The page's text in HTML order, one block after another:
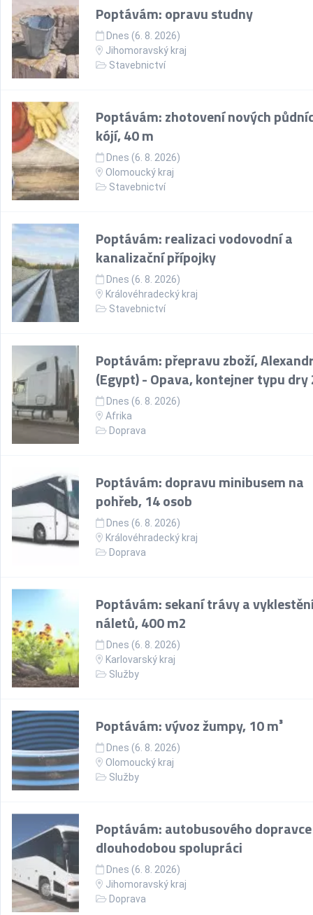
Poptávám: opravu studny
Dnes (6. 8. 2026)
Jihomoravský kraj
Stavebnictví
Poptávám: zhotovení nových
kójí, 40 m
Dnes (6. 8. 2026)
Olomoucký kraj
Stavebnictví
Poptávám: realizaci vodovodní a
kanalizační přípojky
Dnes (6. 8. 2026)
Královéhradecký kraj
Stavebnictví
Poptávám: přepravu zboží,
(Egypt) - Opava, kontejner typu dry
Dnes (6. 8. 2026)
Afrika
Doprava
Poptávám: dopravu minibusem na
pohřeb, 14 osob
Dnes (6. 8. 2026)
Královéhradecký kraj
Doprava
Poptávám: sekaní trávy a
náletů, 400 m2
Dnes (6. 8. 2026)
Karlovarský kraj
Služby
Poptávám: vývoz žumpy, 10 m³
Dnes (6. 8. 2026)
Olomoucký kraj
Služby
Poptávám: autobusového
dlouhodobou spolupráci
Dnes (6. 8. 2026)
Jihomoravský kraj
Doprava